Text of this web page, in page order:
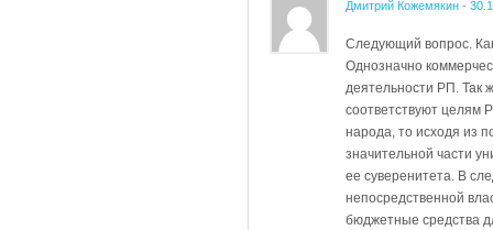
Дмитрий Кожемякин -
Следующий вопрос.
Однозначно
деятельности РП. Так
соответствуют целям
народа, то исходя из
значительной части
ее суверенитета. В
непосредственной
бюджетные средства